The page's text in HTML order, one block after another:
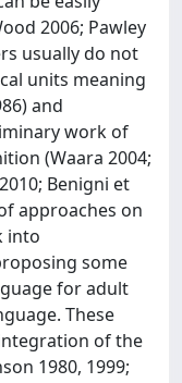
2006; Pawley
usually do not
units meaning
and
work of
(Waara 2004;
Benigni et
approaches on
into
some
for adult
These
of the
1980, 1999;